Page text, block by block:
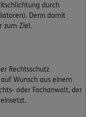
durch
Denn damit
zum Ziel.
Rechtsschutz
Wunsch aus einem
oder Fachanwalt, der